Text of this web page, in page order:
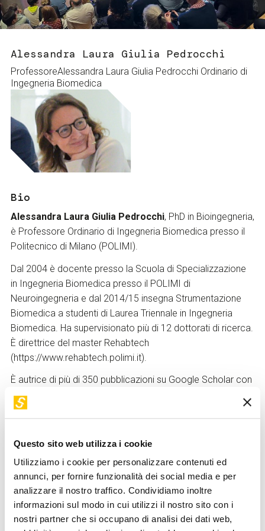
Questo sito web utilizza i cookie
Utilizziamo i cookie per personalizzare contenuti ed
annunci, per fornire funzionalità dei social media e per
analizzare il nostro traffico. Condividiamo inoltre
informazioni sul modo in cui utilizzi il nostro sito con i
nostri partner che si occupano di analisi dei dati web,
Servizi e accessibilità
Contatti
Biglietti
Alessandra Laura Giulia Pedrocchi
ProfessoreAlessandra Laura Giulia Pedrocchi Ordinario di
Ingegneria Biomedica
Bio
Alessandra Laura Giulia Pedrocchi, PhD in Bioingegneria,
è Professore Ordinario di Ingegneria Biomedica presso il
Politecnico di Milano (POLIMI).
Dal 2004 è docente presso la Scuola di Specializzazione
in Ingegneria Biomedica presso il POLIMI di
Neuroingegneria e dal 2014/15 insegna Strumentazione
Biomedica a studenti di Laurea Triennale in Ingegneria
Biomedica. Ha supervisionato più di 12 dottorati di ricerca.
È direttrice del master Rehabtech
(https://www.rehabtech.polimi.it).
È autrice di più di 350 pubblicazioni su Google Scholar con
un H-index 50. E' tra i fondatori del laboratorio di
Neuroingegneria e Robotica medica, avviato nel 2008
sezione di Neuroingegneria (http://www.nearlab.polimi.it/).
on Wearable Collaborative Robotics (we-Cobot). È uno dei
PI scientifici di POLIMINT, del Joint Research Center di
Istituto Nazionale dei Tumori, IRCCS-INT) e ha co-fondato
la European Society for AI in Cancer research, ESAC. E'